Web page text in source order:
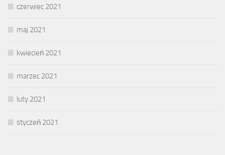
czerwiec 2021
maj 2021
kwiecień 2021
marzec 2021
luty 2021
styczeń 2021